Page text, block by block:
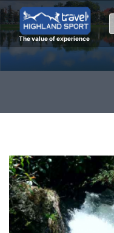
The value of experience